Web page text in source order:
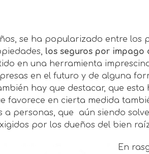
se ha popularizado entre
los seguros por impago
en una herramienta
en el futuro y de alguna
hay que destacar, que
favorece en cierta medida
personas, que aún siendo
por los dueños del bien
En